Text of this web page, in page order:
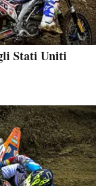
Stati Uniti